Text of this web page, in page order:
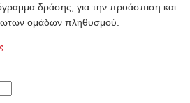
δράσης, για την προάσπιση και
ομάδων πληθυσμού.